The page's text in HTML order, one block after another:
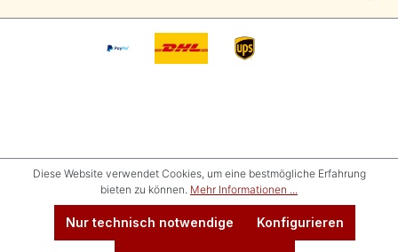
Diese Website verwendet Cookies, um eine bestmögliche Erfahrung
bieten zu können. Mehr Informationen ...
Nur technisch notwendige Konfigurieren